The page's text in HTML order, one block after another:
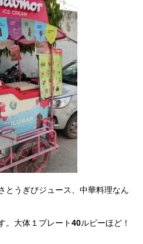
とうぎびジュース、中華料理なん
。大体１プレート40ルピーほど！